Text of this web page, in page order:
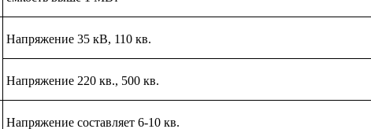
Напряжение 35 кВ, 110 кв.
Напряжение 220 кв., 500 кв.
Напряжение составляет 6-10 кв.